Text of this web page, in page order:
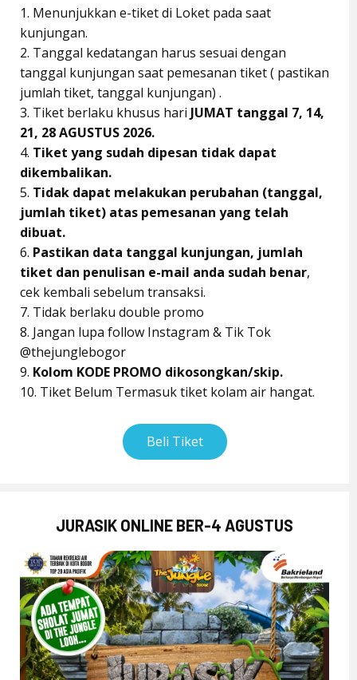
1. Menunjukkan e-tiket di Loket pada saat
kunjungan.
2. Tanggal kedatangan harus sesuai dengan
tanggal kunjungan saat pemesanan tiket ( pastikan
jumlah tiket, tanggal kunjungan) .
3. Tiket berlaku khusus hari JUMAT tanggal 7, 14,
21, 28 AGUSTUS 2026.
4. Tiket yang sudah dipesan tidak dapat
dikembalikan.
5. Tidak dapat melakukan perubahan (tanggal,
jumlah tiket) atas pemesanan yang telah
dibuat.
6. Pastikan data tanggal kunjungan, jumlah
tiket dan penulisan e-mail anda sudah benar,
cek kembali sebelum transaksi.
7. Tidak berlaku double promo
8. Jangan lupa follow Instagram & Tik Tok
@thejunglebogor
9. Kolom KODE PROMO dikosongkan/skip.
10. Tiket Belum Termasuk tiket kolam air hangat.
Beli Tiket
JURASIK ONLINE BER-4 AGUSTUS